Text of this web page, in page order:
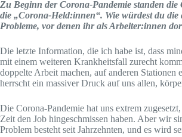
Zu Beginn der Corona-Pandemie standen
die „Corona-Held:innen“. Wie würdest du
Probleme, vor denen ihr als Arbeiter:innen
Die letzte Information, die ich habe ist, dass
mit einem weiteren Krankheitsfall zurecht
doppelte Arbeit machen, auf anderen Stationen
herrscht ein massiver Druck auf uns allen,
Die Corona-Pandemie hat uns extrem
Zeit den Job hingeschmissen haben. Aber wir
Problem besteht seit Jahrzehnten, und es wird